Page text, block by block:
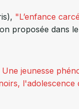
"L’enfance
proposée dans
jeunesse